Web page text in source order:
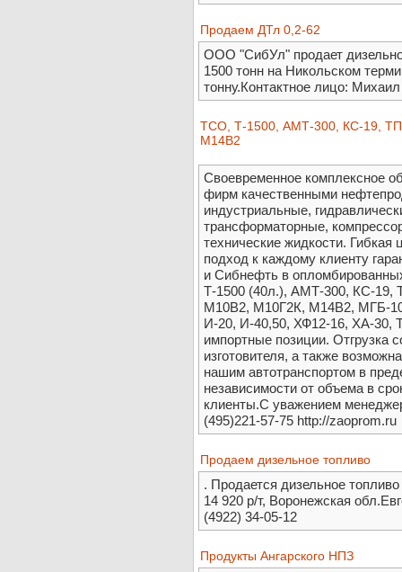
Продаем ДТл 0,2-62
ООО "СибУл" продает
1500 тонн на Никольском
тонну.Контактное лицо:
ТСО, Т-1500, АМТ-300, КС-19,
М14В2
Своевременное комплексное
фирм качественными
индустриальные,
трансформаторные,
технические жидкости.
подход к каждому клиенту
и Сибнефть в
Т-1500 (40л.), АМТ-300, КС-
М10В2, М10Г2К, М14В2, МГБ-
И-20, И-40,50, ХФ12-16, ХА-30,
импортные позиции. Отгрузка
изготовителя, а также
нашим автотранспортом в
независимости от объема в
клиенты.С уважением
(495)221-57-75 http://zaoprom.ru
Продаем дизельное топливо
. Продается дизельное
14 920 р/т, Воронежская
(4922) 34-05-12
Продукты Ангарского НПЗ